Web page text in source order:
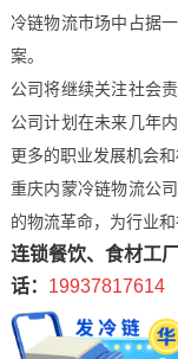
冷链物流市场中占据
案。
公司将继续关注社会
公司计划在未来几年
更多的职业发展机会和
重庆内蒙冷链物流公
的物流革命，为行业
连锁餐饮、食材工
话： 19937817614